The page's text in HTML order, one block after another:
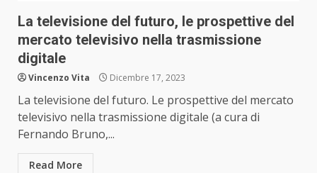
La televisione del futuro, le prospettive del
mercato televisivo nella trasmissione
digitale
Vincenzo Vita Dicembre 17, 2023
La televisione del futuro. Le prospettive del mercato
televisivo nella trasmissione digitale (a cura di
Fernando Bruno,...
Read More